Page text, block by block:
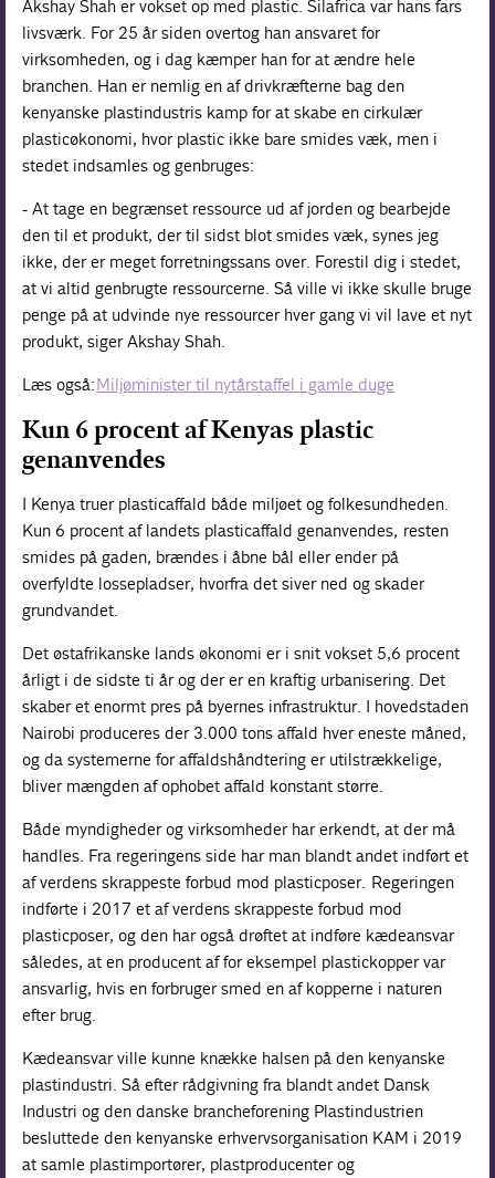
Akshay Shah er vokset op med plastic. Silafrica var hans fars
livsværk. For 25 år siden overtog han ansvaret for
virksomheden, og i dag kæmper han for at ændre hele
branchen. Han er nemlig en af drivkræfterne bag den
kenyanske plastindustris kamp for at skabe en cirkulær
plasticøkonomi, hvor plastic ikke bare smides væk, men i
stedet indsamles og genbruges:
- At tage en begrænset ressource ud af jorden og bearbejde
den til et produkt, der til sidst blot smides væk, synes jeg
ikke, der er meget forretningssans over. Forestil dig i stedet,
at vi altid genbrugte ressourcerne. Så ville vi ikke skulle bruge
penge på at udvinde nye ressourcer hver gang vi vil lave et nyt
produkt, siger Akshay Shah.
Læs også:Miljøminister til nytårstaffel i gamle duge
Kun 6 procent af Kenyas plastic
genanvendes
I Kenya truer plasticaffald både miljøet og folkesundheden.
Kun 6 procent af landets plasticaffald genanvendes, resten
smides på gaden, brændes i åbne bål eller ender på
overfyldte lossepladser, hvorfra det siver ned og skader
grundvandet.
Det østafrikanske lands økonomi er i snit vokset 5,6 procent
årligt i de sidste ti år og der er en kraftig urbanisering. Det
skaber et enormt pres på byernes infrastruktur. I hovedstaden
Nairobi produceres der 3.000 tons affald hver eneste måned,
og da systemerne for affaldshåndtering er utilstrækkelige,
bliver mængden af ophobet affald konstant større.
Både myndigheder og virksomheder har erkendt, at der må
handles. Fra regeringens side har man blandt andet indført et
af verdens skrappeste forbud mod plasticposer. Regeringen
indførte i 2017 et af verdens skrappeste forbud mod
plasticposer, og den har også drøftet at indføre kædeansvar
således, at en producent af for eksempel plastickopper var
ansvarlig, hvis en forbruger smed en af kopperne i naturen
efter brug.
Kædeansvar ville kunne knække halsen på den kenyanske
plastindustri. Så efter rådgivning fra blandt andet Dansk
Industri og den danske brancheforening Plastindustrien
besluttede den kenyanske erhvervsorganisation KAM i 2019
at samle plastimportører, plastproducenter og